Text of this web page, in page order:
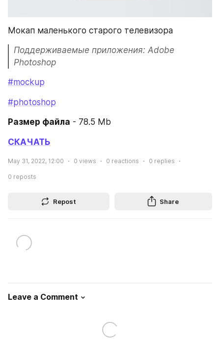
Мокап маленького старого телевизора
Поддерживаемые приложения: Adobe
Photoshop
#mockup
#photoshop
Размер файла - 78.5 Mb
СКАЧАТЬ
May 31, 2022, 12:00 0 views 0 reactions 0 replies
0 reposts
Repost Share
Leave a Comment